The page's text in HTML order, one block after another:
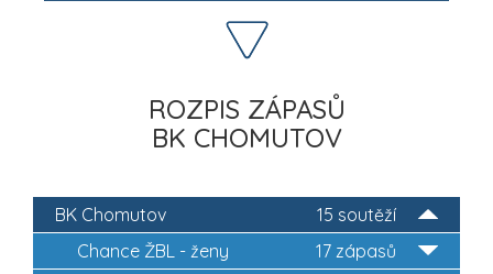
ROZPIS ZÁPASŮ
BK CHOMUTOV
15 soutěží
BK Chomutov
17 zápasů
Chance ŽBL - ženy